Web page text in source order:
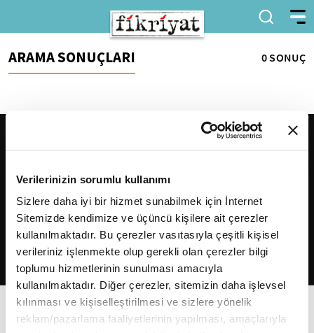
Verilerinizin sorumlu kullanımı
Sizlere daha iyi bir hizmet sunabilmek için İnternet
Sitemizde kendimize ve üçüncü kişilere ait çerezler
kullanılmaktadır. Bu çerezler vasıtasıyla çeşitli kişisel
verileriniz işlenmekte olup gerekli olan çerezler bilgi
toplumu hizmetlerinin sunulması amacıyla
kullanılmaktadır. Diğer çerezler, sitemizin daha işlevsel
kılınması ve kişiselleştirilmesi ve sizlere yönelik
reklam/pazarlama faaliyetlerinin yapılması, amaçlarıyla
ARAMA SONUÇLARI 0 SONUÇ
2026Fikriyat. Tüm hakları saklıdır.